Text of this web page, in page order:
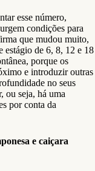
esse número,
condições para
que mudou muito,
estágio de 6, 8, 12 e 18
porque os
e introduzir outras
no seus
ou seja, há uma
por conta da
e caiçara